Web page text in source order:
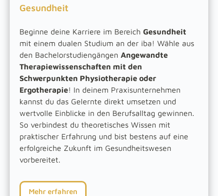
Gesundheit
Beginne deine Karriere im Bereich Gesundheit
mit einem dualen Studium an der iba! Wähle aus
den Bachelorstudiengängen Angewandte
Therapiewissenschaften mit den
Schwerpunkten Physiotherapie oder
Ergotherapie! In deinem Praxisunternehmen
kannst du das Gelernte direkt umsetzen und
wertvolle Einblicke in den Berufsalltag gewinnen.
So verbindest du theoretisches Wissen mit
praktischer Erfahrung und bist bestens auf eine
erfolgreiche Zukunft im Gesundheitswesen
vorbereitet.
Mehr erfahren